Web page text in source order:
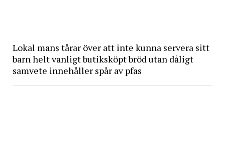
Lokal mans tårar över att inte kunna servera sitt
barn helt vanligt butiksköpt bröd utan dåligt
samvete innehåller spår av pfas